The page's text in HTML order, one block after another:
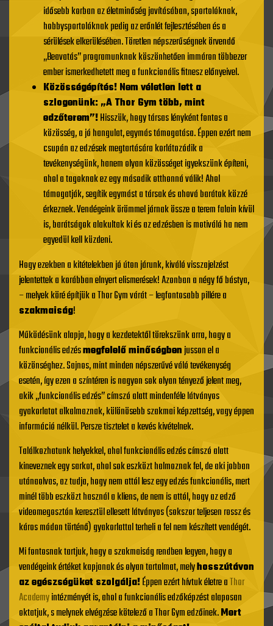
idősebb korban az életminőség javításában, sportolóknak,
hobbysportolóknak pedig az erőnlét fejlesztésében és a
sérülések elkerülésében. Töretlen népszerűségnek örvendő
„Beavatás” programunknak köszönhetően immáron többezer
ember ismerkedhetett meg a funkcionális fitnesz előnyeivel.
Közösségépítés! Nem véletlen lett a
szlogenünk: „A Thor Gym több, mint
edzőterem”!Hisszük, hogy társas lényként fontos a
közösség, a jó hangulat, egymás támogatása. Éppen ezért nem
csupán az edzések megtartására korlátozódik a
tevékenységünk, hanem olyan közösséget igyekszünk építeni,
ahol a tagoknak ez egy második otthonná válik! Ahol
támogatják, segítik egymást a társak és ahová barátok közzé
érkeznek. Vendégeink örömmel járnak össze a terem falain kívül
is, barátságok alakultak ki és az edzésben is motiváló ha nem
egyedül kell küzdeni.
Hogy ezekben a kitételekben jó úton járunk, kiváló visszajelzést
jelentettek a korábban elnyert elismerések! Azonban a négy fő bástya,
– melyek köré építjük a Thor Gym várát – legfontosabb pillére a
szakmaiság!
Működésünk alapja, hogy a kezdetektől törekszünk arra, hogy a
funkcionális edzésmegfelelő minőségbenjusson el a
közönséghez. Sajnos, mint minden népszerűvé váló tevékenység
esetén, így ezen a színtéren is nagyon sok olyan tényező jelent meg,
akik „funkcionális edzés” címszó alatt mindenféle látványos
gyakorlatot alkalmaznak, különösebb szakmai képzettség, vagy éppen
információ nélkül. Persze tisztelet a kevés kivételnek.
Találkozhatunk helyekkel, ahol funkcionális edzés címszó alatt
kineveznek egy sarkot, ahol sok eszközt halmoznak fel, de aki jobban
utánaolvas, az tudja, hogy nem attól lesz egy edzés funkcionális, mert
minél több eszközt használ a kliens, de nem is attól, hogy az edző
videomegosztón keresztül ellesett látványos (sokszor teljesen rossz és
káros módon történő) gyakorlattal terheli a fel nem készített vendégét.
Mi fontosnak tartjuk, hogy a szakmaiság rendben legyen, hogy a
vendégeink értéket kapjanak és olyan tartalmat, melyhosszútávon
az egészségüket szolgálja!Éppen ezért hívtuk életre aThor
Academyintézményét is, ahol a funkcionális edzőképzést alaposan
oktatjuk, s melynek elvégzése kötelező a Thor Gym edzőinek.Mert